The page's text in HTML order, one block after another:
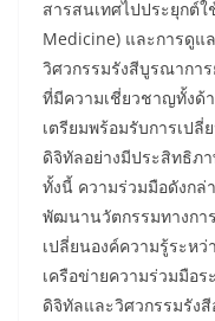
สารสนเทศไปประยุกต์
Medicine) และการดู
วิศวกรรมรังสีบูรณากา
ที่มีความเชี่ยวชาญทั้งด้
เตรียมพร้อมรับการเป
ดิจิทัลอย่างมีประสิทธิภ
ทั้งนี้ ความร่วมมือดังกล่
พัฒนานวัตกรรมทางกา
เปลี่ยนองค์ความรู้ระห
เครือข่ายความร่วมมือ
ดิจิทัลและวิศวกรรมรัง